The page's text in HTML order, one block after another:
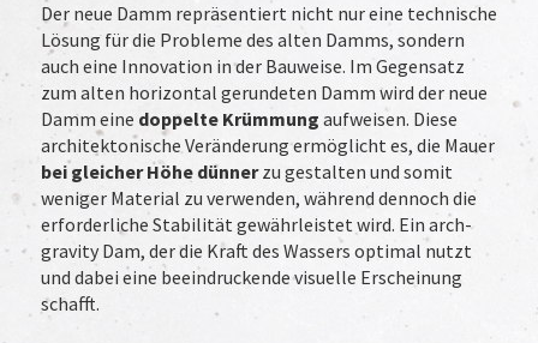
Der neue Damm repräsentiert nicht nur eine technische
Lösung für die Probleme des alten Damms, sondern
auch eine Innovation in der Bauweise. Im Gegensatz
zum alten horizontal gerundeten Damm wird der neue
Damm eine doppelte Krümmung aufweisen. Diese
architektonische Veränderung ermöglicht es, die Mauer
bei gleicher Höhe dünnerzu gestalten und somit
weniger Material zu verwenden, während dennoch die
erforderliche Stabilität gewährleistet wird. Ein arch-
gravity Dam, der die Kraft des Wassers optimal nutzt
und dabei eine beeindruckende visuelle Erscheinung
schafft.